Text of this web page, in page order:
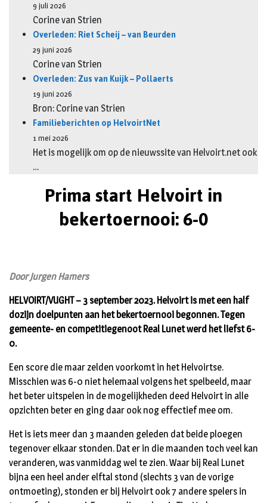
9 juli 2026
Corine van Strien
Overleden: Riet Scheij – van Beurden
29 juni 2026
Corine van Strien
Overleden: Zus van Kuijk – Pollaerts
19 juni 2026
Bron: Corine van Strien
Familieberichten op HelvoirtNet
1 mei 2026
Het is mogelijk om op de nieuwssite van Helvoirt.net ook
…
Prima start Helvoirt in
bekertoernooi: 6-0
Door Jurgen Hamers
HELVOIRT/VUGHT – 3 september 2023. Helvoirt is met een half
dozijn doelpunten aan het bekertoernooi begonnen. Tegen
gemeente- en competitiegenoot Real Lunet werd het liefst 6-
0.
Een score die maar zelden voorkomt in het Helvoirtse.
Misschien was 6-0 niet helemaal volgens het spelbeeld, maar
het beter uitspelen in de mogelijkheden deed Helvoirt in alle
opzichten beter en ging daar ook nog effectief mee om.
Het is iets meer dan 3 maanden geleden dat beide ploegen
tegenover elkaar stonden. Dat er in die maanden toch veel kan
veranderen, was vanmiddag wel te zien. Waar bij Real Lunet
bijna een heel ander elftal stond (slechts 3 van de vorige
ontmoeting), stonden er bij Helvoirt ook 7 andere spelers in